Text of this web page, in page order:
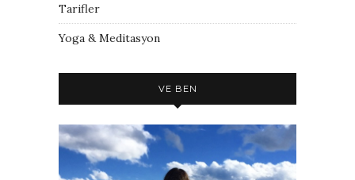
Tarifler
Yoga & Meditasyon
VE BEN